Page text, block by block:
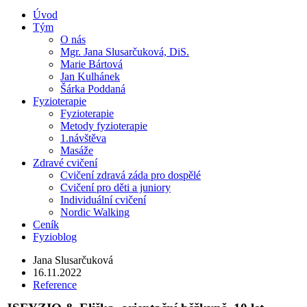
Úvod
Tým
O nás
Mgr. Jana Slusarčuková, DiS.
Marie Bártová
Jan Kulhánek
Šárka Poddaná
Fyzioterapie
Fyzioterapie
Metody fyzioterapie
1.návštěva
Masáže
Zdravé cvičení
Cvičení zdravá záda pro dospělé
Cvičení pro děti a juniory
Individuální cvičení
Nordic Walking
Ceník
Fyzioblog
Jana Slusarčuková
16.11.2022
Reference